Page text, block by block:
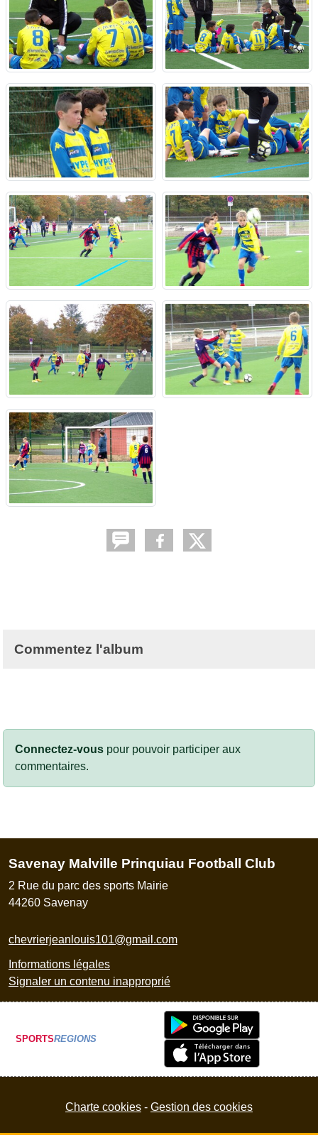
Commentez l'album
Connectez-vous pour pouvoir participer aux
commentaires.
Savenay Malville Prinquiau Football Club
2 Rue du parc des sports Mairie
44260 Savenay
chevrierjeanlouis101@gmail.com
Informations légales
Signaler un contenu inapproprié
SPORTSREGIONS
Charte cookies Gestion des cookies